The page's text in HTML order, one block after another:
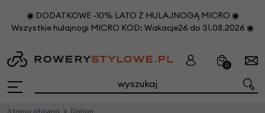
◉ DODATKOWE -10% LATO Z HULAJNOGĄ MICRO ◉
Wszystkie hulajnogi MICRO KOD: Wakacje26 do 31.08.2026 ◉
0
Strona główna Dahon